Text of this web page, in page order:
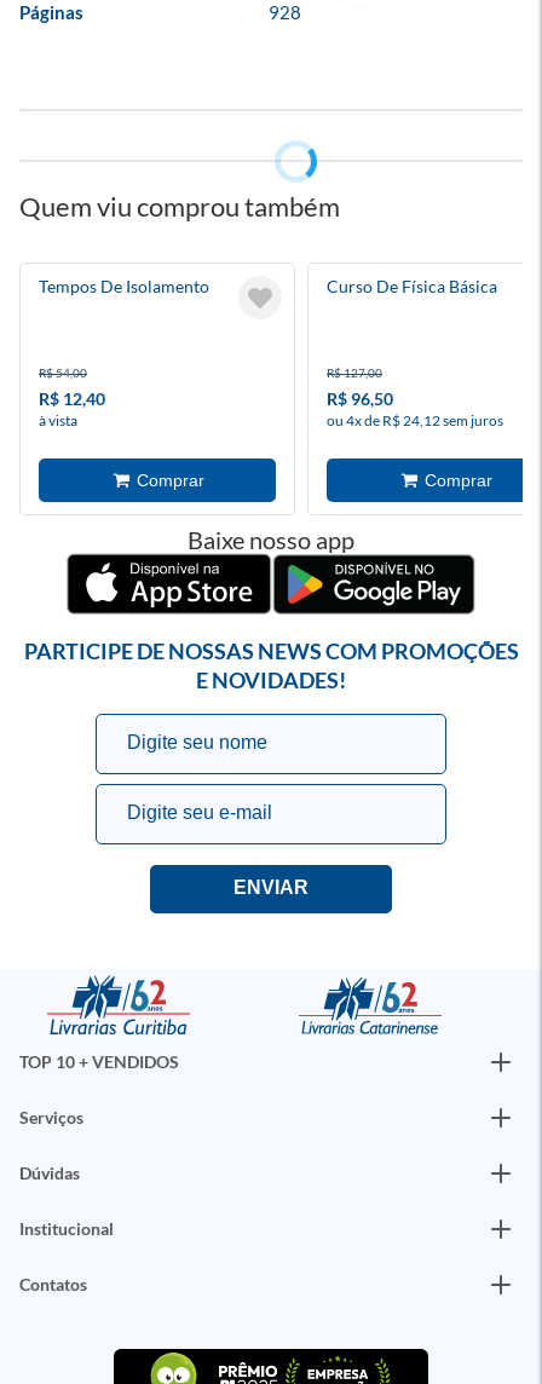
Páginas
928
Quem viu comprou também
Tempos De Isolamento
R$ 54,00
R$ 12,40
à vista
Curso De Física Básica
R$ 127,00
R$ 96,50
ou 4x de R$ 24,12 sem juros
Baixe nosso app
PARTICIPE DE NOSSAS NEWS COM PROMOÇÕES
E NOVIDADES!
TOP 10 + VENDIDOS
Serviços
Dúvidas
Institucional
Contatos